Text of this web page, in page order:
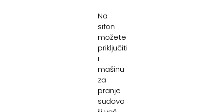
Na
sifon
možete
priključiti
i
mašinu
za
pranje
sudova